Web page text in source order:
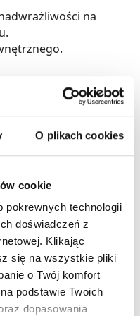
O plikach cookies
cookie
pokrewnych technologii
doświadczeń z
Klikając
się na wszystkie pliki
o Twój komfort
podstawie Twoich
dopasowania
na